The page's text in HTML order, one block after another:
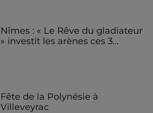
Nîmes : « Le Rêve du gladiateur
» investit les arènes ces 3...
Fête de la Polynésie à
Villeveyrac